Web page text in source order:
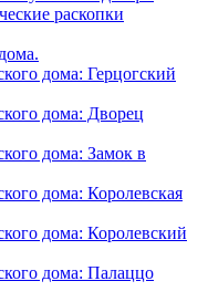
раскопки
дома: Герцогский
дома: Дворец
дома: Замок в
дома: Королевская
дома: Королевский
дома: Палаццо